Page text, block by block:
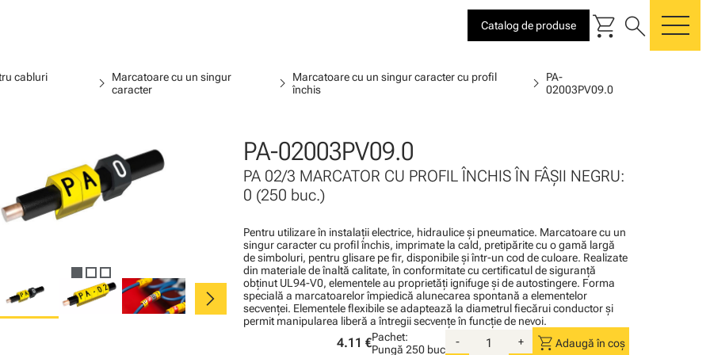
Catalog de produse shopping_cart search
cabluri
chevron_right
Marcatoare cu un singur
caracter
chevron_right
Marcatoare cu un singur caracter cu profil
închis
chevron_right
PA-
02003PV09.0
chevron_right
PA-02003PV09.0
PA 02/3 MARCATOR CU PROFIL ÎNCHIS ÎN FÂŞII NEGRU:
0 (250 buc.)
Pentru utilizare în instalaţii electrice, hidraulice şi pneumatice. Marcatoare cu un
singur caracter cu profil închis, imprimate la cald, pretipărite cu o gamă largă
de simboluri, pentru glisare pe fir, disponibile şi într-un cod de culoare. Realizate
din materiale de înaltă calitate, în conformitate cu certificatul de siguranţă
obţinut UL94-V0, elementele au proprietăţi ignifuge şi de autostingere. Forma
specială a marcatoarelor împiedică alunecarea spontană a elementelor
secvenţei. Elementele flexibile se adaptează la diametrul fiecărui conductor şi
permit manipularea liberă a întregii secvenţe în funcţie de nevoi.
4.11 €Pachet:
Pungă 250 buc
- + shopping_cart Adaugă în coș